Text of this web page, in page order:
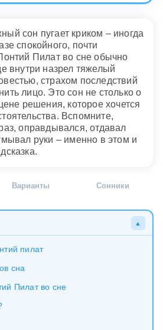
сон пугает криком – иногда
спокойного, почти
Пилат во сне обычно
внутри назрел тяжелый
страхом последствий
лицо. Это сон не столько о
решения, которое хочется
Вспомните,
оправдывался, отдавал
руки – именно в этом и
Варианты Сонники
▲
пилат
сна
Пилат во сне